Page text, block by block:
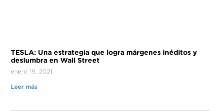
TESLA: Una estrategia que logra márgenes inéditos y
deslumbra en Wall Street
enero 19, 2021
Leer más